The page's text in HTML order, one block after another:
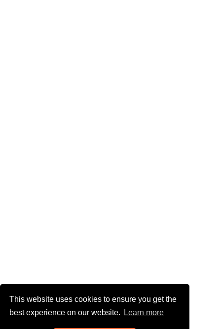
This website uses cookies to ensure you get the
best experience on our website.
Learn more